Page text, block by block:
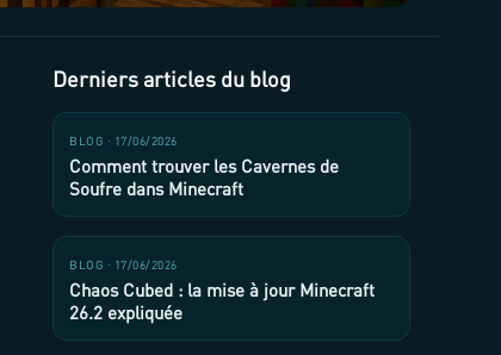
Derniers articles du blog
BLOG · 17/06/2026
Comment trouver les Cavernes de
Soufre dans Minecraft
BLOG · 17/06/2026
Chaos Cubed : la mise à jour Minecraft
26.2 expliquée